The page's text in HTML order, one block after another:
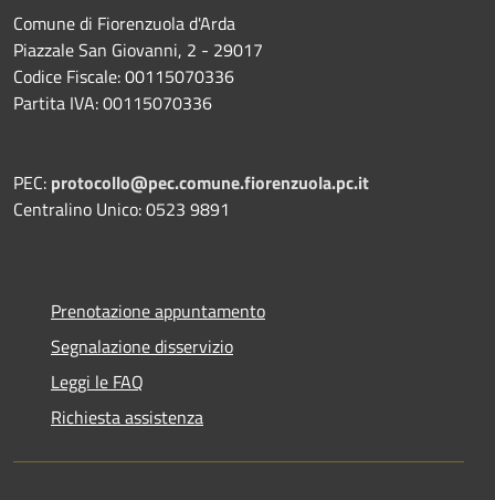
Comune di Fiorenzuola d'Arda
Piazzale San Giovanni, 2 - 29017
Codice Fiscale: 00115070336
Partita IVA: 00115070336
PEC: protocollo@pec.comune.fiorenzuola.pc.it
Centralino Unico: 0523 9891
Prenotazione appuntamento
Segnalazione disservizio
Leggi le FAQ
Richiesta assistenza